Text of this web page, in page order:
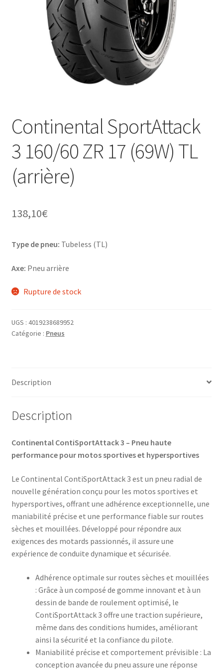
Continental SportAttack
3 160/60 ZR 17 (69W) TL
(arrière)
138,10€
Type de pneu: Tubeless (TL)
Axe: Pneu arrière
Rupture de stock
UGS : 4019238689952
Catégorie : Pneus
Description
Description
Continental ContiSportAttack 3 – Pneu haute
performance pour motos sportives et hypersportives
Le Continental ContiSportAttack 3 est un pneu radial de
nouvelle génération conçu pour les motos sportives et
hypersportives, offrant une adhérence exceptionnelle, une
maniabilité précise et une performance fiable sur routes
sèches et mouillées. Développé pour répondre aux
exigences des motards passionnés, il assure une
expérience de conduite dynamique et sécurisée.​
Adhérence optimale sur routes sèches et mouillées
: Grâce à un composé de gomme innovant et à un
dessin de bande de roulement optimisé, le
ContiSportAttack 3 offre une traction supérieure,
même dans des conditions humides, améliorant
ainsi la sécurité et la confiance du pilote.​
Maniabilité précise et comportement prévisible : La
conception avancée du pneu assure une réponse